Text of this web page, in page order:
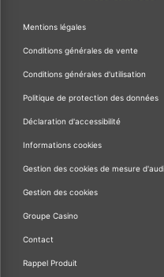
Mentions légales
Conditions générales de vente
Conditions générales d'utilisation
Politique de protection des données
Déclaration d'accessibilité
Informations cookies
Gestion des cookies de mesure
Gestion des cookies
Groupe Casino
Contact
Rappel Produit